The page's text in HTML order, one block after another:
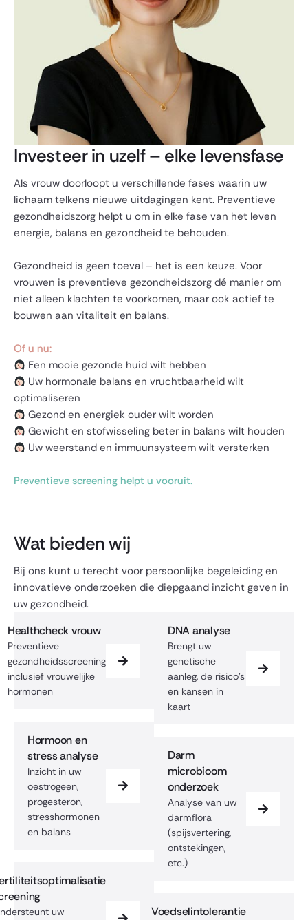
Investeer in uzelf – elke levensfase
Als vrouw doorloopt u verschillende fases waarin uw
lichaam telkens nieuwe uitdagingen kent. Preventieve
gezondheidszorg helpt u om in elke fase van het leven
energie, balans en gezondheid te behouden.
Gezondheid is geen toeval – het is een keuze. Voor
vrouwen is preventieve gezondheidszorg dé manier om
niet alleen klachten te voorkomen, maar ook actief te
bouwen aan vitaliteit en balans.
Of u nu:
Een mooie gezonde huid wilt hebben
Uw hormonale balans en vruchtbaarheid wilt
optimaliseren
Gezond en energiek ouder wilt worden
Gewicht en stofwisseling beter in balans wilt houden
Uw weerstand en immuunsysteem wilt versterken
Preventieve screening helpt u vooruit.
Wat bieden wij
Bij ons kunt u terecht voor persoonlijke begeleiding en
innovatieve onderzoeken die diepgaand inzicht geven in
uw gezondheid.
Healthcheck vrouw
Preventieve
gezondheidsscreening
inclusief vrouwelijke
hormonen
Hormoon en
stress analyse
Inzicht in uw
oestrogeen,
progesteron,
stresshormonen
en balans
uw
DNA analyse
Brengt uw
genetische
aanleg, de risico’s
en kansen in
kaart
Darm
microbioom
onderzoek
Analyse van uw
darmflora
(spijsvertering,
ontstekingen,
etc.)
Voedselintolerantie